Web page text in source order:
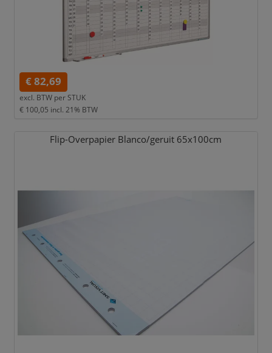
€ 82,69
excl. BTW per STUK
€ 100,05 incl. 21% BTW
Flip-Overpapier Blanco/geruit 65x100cm